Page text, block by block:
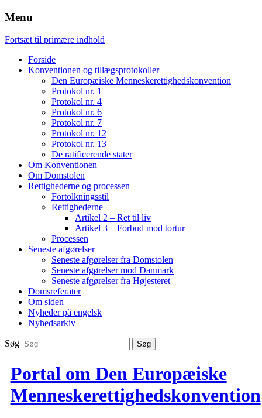
Menu
Fortsæt til primære indhold
Forside
Konventionen og tillægsprotokoller
Den Europæiske Menneskerettighedskonvention
Protokol nr. 1
Protokol nr. 4
Protokol nr. 6
Protokol nr. 7
Protokol nr. 12
Protokol nr. 13
De ratificerende stater
Om Konventionen
Om Domstolen
Rettighederne og processen
Fortolkningsstil
Rettighederne
Artikel 2 – Ret til liv
Artikel 3 – Forbud mod tortur
Processen
Seneste afgørelser
Seneste afgørelser fra Domstolen
Seneste afgørelser mod Danmark
Seneste afgørelser fra Højesteret
Domsreferater
Om siden
Nyheder på engelsk
Nyhedsarkiv
Søg
Portal om Den Europæiske
Menneskerettighedskonvention